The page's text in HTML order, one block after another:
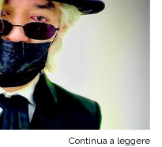
Continua a leggere